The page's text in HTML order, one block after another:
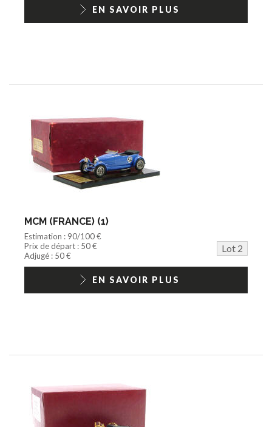
1/18ème moderneEN SAVOIR PLUS
MCM (FRANCE) (1)
Estimation : 90/100 €
Prix de départ : 50 €
Lot 2
Adjugé : 50 €
EN SAVOIR PLUS